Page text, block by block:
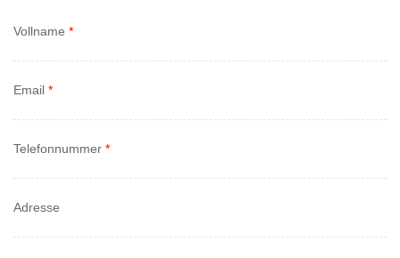
Vollname *
Email *
Telefonnummer *
Adresse